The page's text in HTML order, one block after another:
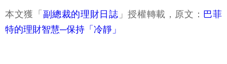
本文獲「 副總裁的理財日誌 」授權轉載，原文： 巴菲
特的理財智慧─保持「冷靜」